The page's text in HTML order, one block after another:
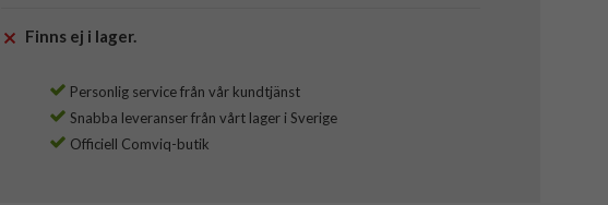
Finns ej i lager.
Personlig service från vår kundtjänst
Snabba leveranser från vårt lager i Sverige
Officiell Comviq-butik